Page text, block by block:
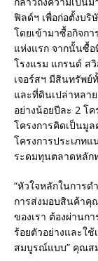
ฟิลด์ฯ เพื่อก่อตั้งบริ
โดยเข้ามาซื้อกิจก
แห่งแรก จากนั้นซื้อ
โรงแรม แกรนด์ ส
เจอร์สฯ มีสินทรัพย์
และที่ดินเปล่าหลา
อย่างน้อยปีละ 2 โ
โครงการคิดเป็นมู
โครงการประเภท
ระดมทุนตลาดหลัก
“หัวใจหลักในการด
การส่งมอบสินค้าคุ
ของเรา ต้องผ่านก
ร้อยตัวอย่างและใ
สมบูรณ์แบบ” คุณส